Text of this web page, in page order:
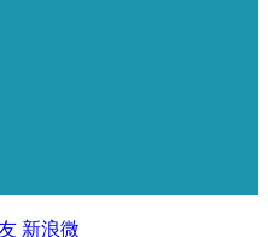
新浪微